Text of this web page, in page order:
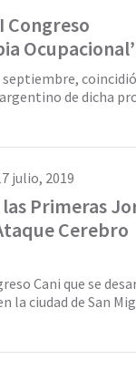
Congreso
Ocupacional’
septiembre,
de dicha
julio, 2019
Primeras
Cerebro
Cani que se
la ciudad de San